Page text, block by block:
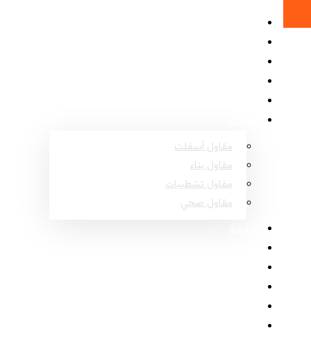
مقاول أسفلت
مقاول بناء
مقاول تشطيبات
مقاول صحي